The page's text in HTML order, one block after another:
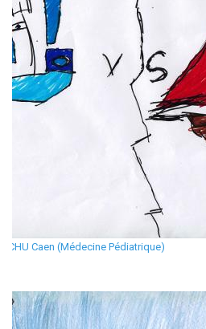
CHU Caen (Médecine Pédiatrique)